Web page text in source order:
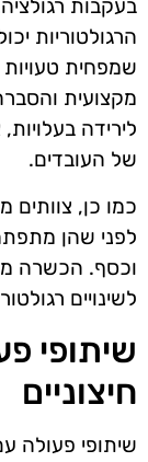
בעקבות
הרגולטוריות
שמפחית
מקצועית
לירידה
של העובדים.
כמו כן, צוותים
לפני שהן
וכסף. הכשרה
לשינויים
שיתופי
חיצוניים
שיתופי פעולה